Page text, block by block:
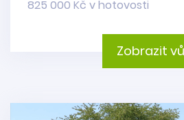
825 000 Kč v hotovosti
Zobrazit